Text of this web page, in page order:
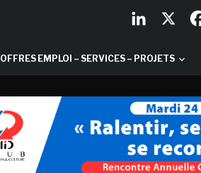
OFFRES EMPLOI – SERVICES – PROJETS